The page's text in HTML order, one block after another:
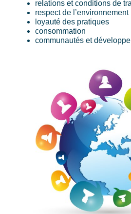
relations et conditions de
respect de l’environnement
loyauté des pratiques
consommation
communautés et